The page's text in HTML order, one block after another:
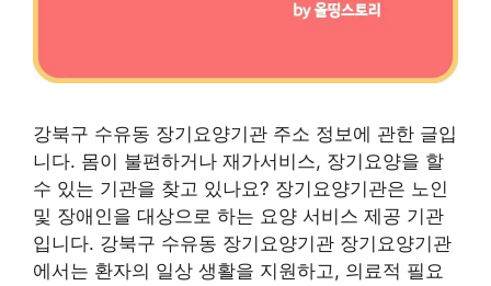
강북구 수유동 장기요양기관 주소 정보에 관한 글입
니다. 몸이 불편하거나 재가서비스, 장기요양을 할
수 있는 기관을 찾고 있나요? 장기요양기관은 노인
및 장애인을 대상으로 하는 요양 서비스 제공 기관
입니다. 강북구 수유동 장기요양기관 장기요양기관
에서는 환자의 일상 생활을 지원하고, 의료적 필요